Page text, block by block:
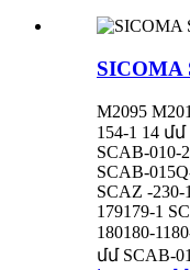
M2095
154-1 14
SCAB-010-
SCAB-
SCAZ -230-
179179-1
180180-
մմ SCAB-